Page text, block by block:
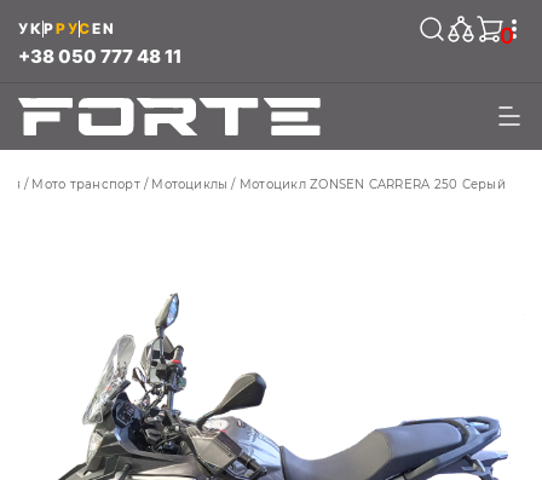
+38 050 777 48 11
УКРРУСEN 0
Мото транспорт Мотоциклы Мотоцикл ZONSEN CARRERA 250 Серый